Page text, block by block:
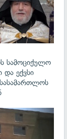
სამოციქულო
და ექვსი